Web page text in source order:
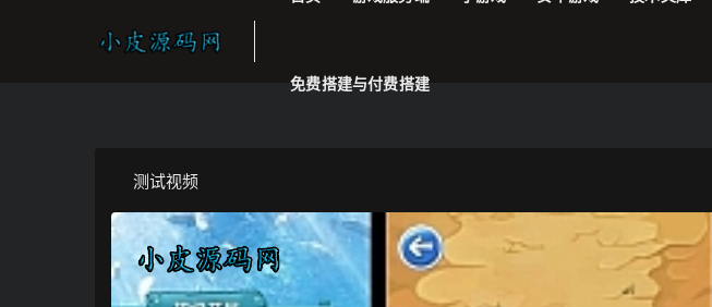
免费搭建与付费搭建
测试视频